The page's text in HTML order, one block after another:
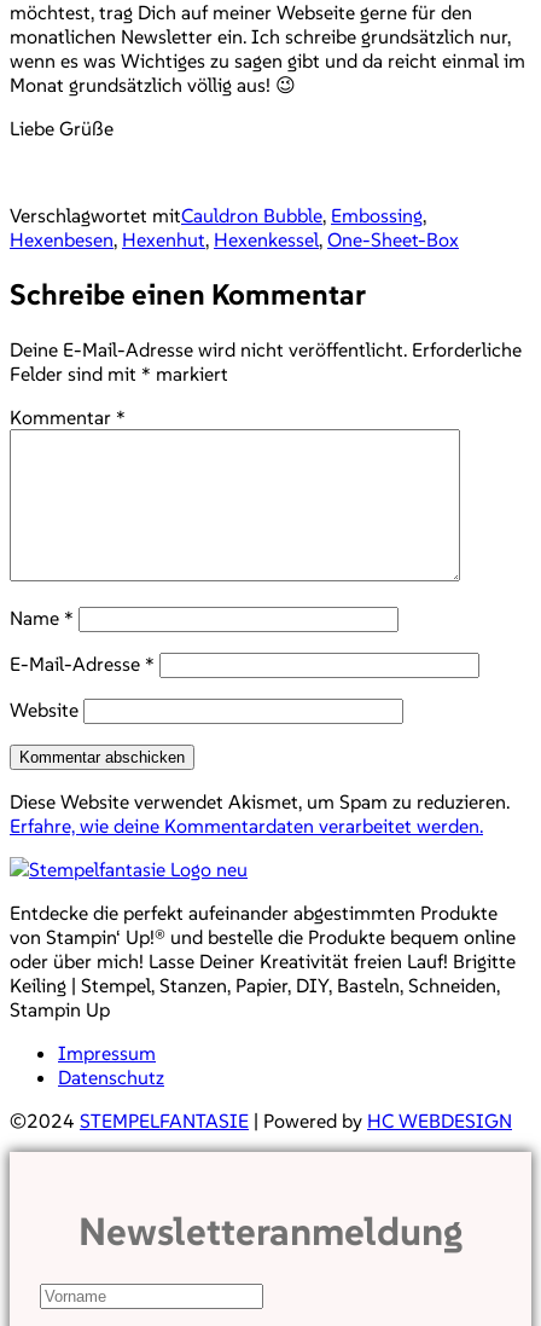
möchtest, trag Dich auf meiner Webseite gerne für den
monatlichen Newsletter ein. Ich schreibe grundsätzlich nur,
wenn es was Wichtiges zu sagen gibt und da reicht einmal im
Monat grundsätzlich völlig aus! 😉
Liebe Grüße
Verschlagwortet mitCauldron Bubble, Embossing,
Hexenbesen, Hexenhut, Hexenkessel, One-Sheet-Box
Schreibe einen Kommentar
Deine E-Mail-Adresse wird nicht veröffentlicht. Erforderliche
Felder sind mit * markiert
Kommentar *
Name *
E-Mail-Adresse *
Website
Diese Website verwendet Akismet, um Spam zu reduzieren.
Erfahre, wie deine Kommentardaten verarbeitet werden.
Entdecke die perfekt aufeinander abgestimmten Produkte
von Stampin‘ Up!® und bestelle die Produkte bequem online
oder über mich! Lasse Deiner Kreativität freien Lauf! Brigitte
Keiling | Stempel, Stanzen, Papier, DIY, Basteln, Schneiden,
Stampin Up
Impressum
Datenschutz
©2024 STEMPELFANTASIE | Powered by HC WEBDESIGN
Newsletteranmeldung